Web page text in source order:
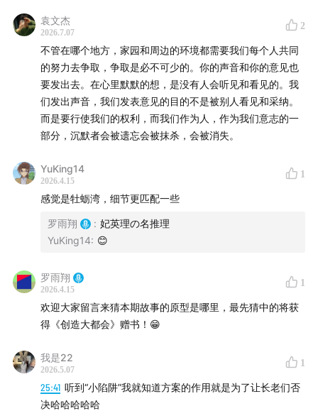
“女强人”，说话温和、节奏缓慢，却能在一群华尔街精英
之间维持秩序、掌控局面。在这个项目里，她带我接触这
个美国小镇的最高权力机构，“与狼共舞”。
袁文杰
2026.7.07
2
不管在哪个地方，家园和周边的环境都需要我们每个人共同
的努力去争取，争取是必不可少的。你的声音和你的意见也
要发出去。在心里默默的想，是没有人会听见和看见的。我
们发出声音，我们发表意见的目的不是被别人看见和采纳。
而是要行使我们的权利，而我们作为人，作为我们意志的一
部分，沉默者会被遗忘会被抹杀，会被消失。
YuKing14
2026.4.15
1
感觉是牡蛎湾，细节更匹配一些
罗雨翔 : 妃英理の名推理
YuKing14: 😊
罗雨翔
2026.4.15
1
欢迎大家留言来猜本期故事的原型是哪里，最先猜中的将获
得《创造大都会》赠书！😁
我是22
2026.5.07
1
25:41 听到“小陷阱”我就知道方案的作用就是为了让长老们否
决哈哈哈哈哈